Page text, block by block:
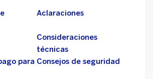
Aclaraciones
Consideraciones
técnicas
para Consejos de seguridad